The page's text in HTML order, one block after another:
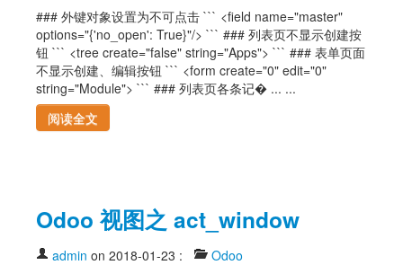
### 外键对象设置为不可点击 ``` <field name="master"
options="{'no_open': True}"/> ``` ### 列表页不显示创建按
钮 ``` <tree create="false" string="Apps"> ``` ### 表单页面
不显示创建、编辑按钮 ``` <form create="0" edit="0"
string="Module"> ``` ### 列表页各条记� ... ...
阅读全文
Odoo 视图之 act_window
admin on 2018-01-23 :
Odoo